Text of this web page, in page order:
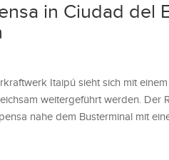
in Ciudad del
Itaipú sieht sich mit
weitergeführt werden. Der
nahe dem Busterminal mit